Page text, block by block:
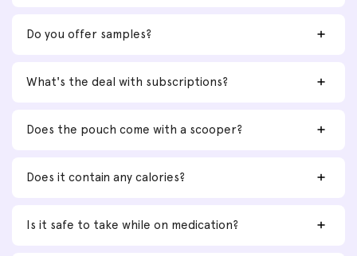
Do you offer samples?
What's the deal with subscriptions?
Does the pouch come with a scooper?
Does it contain any calories?
Is it safe to take while on medication?